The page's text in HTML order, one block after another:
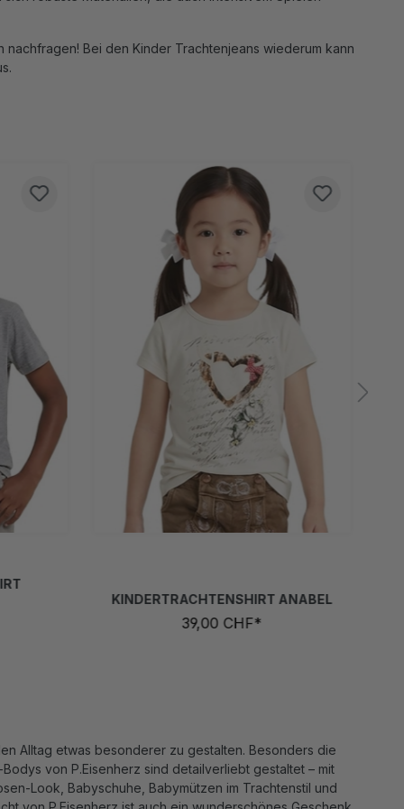
Bei den Kinder Trachtenjeans wiederum kann
ist zurzeit nicht verfügbar.)
Option ist zurzeit nicht verfügbar.)
86/92 98/104 110/116
122/128
134/140
146/152 158/164
KINDERTRACHTENSHIRT ANABEL
39,00 CHF*
Alltag etwas besonderer zu gestalten. Besonders die
von P.Eisenherz sind detailverliebt gestaltet – mit
Look, Babyschuhe, Babymützen im Trachtenstil und